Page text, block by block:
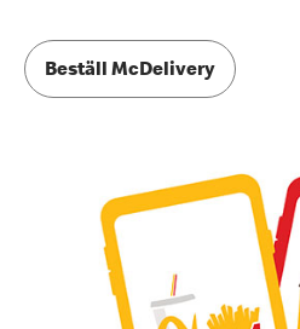
Beställ McDelivery